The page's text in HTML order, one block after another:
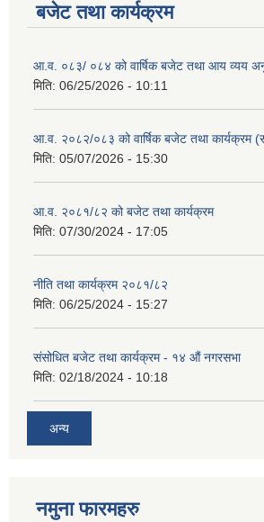
बजेट तथा कार्यक्रम
आ.व. ०८३/ ०८४ को वार्षिक बजेट तथा आय व्यय
मिति: 06/25/2026 - 10:11
आ.व. २०८२/०८३ को वार्षिक बजेट तथा कार्यक्रम
मिति: 05/07/2026 - 15:30
आ.व. २०८१/८२ को बजेट तथा कार्यक्रम
मिति: 07/30/2024 - 17:05
नीति तथा कार्यक्रम २०८१/८२
मिति: 06/25/2024 - 15:27
संसोधित बजेट तथा कार्यक्रम - १४ औं नगरसभा
मिति: 02/18/2024 - 10:18
अन्य
नमुना फारमहरु